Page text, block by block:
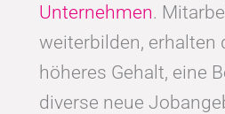
Unternehmen.
weiterbilden, erhalten
höheres Gehalt, eine
diverse neue